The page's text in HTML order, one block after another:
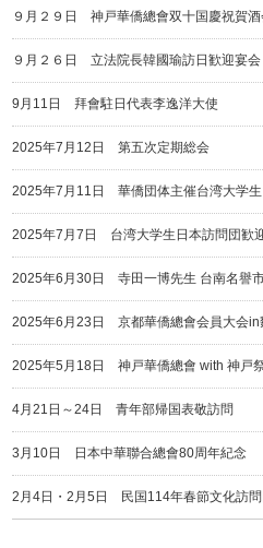
９月２９日 神戸華僑總會双十国慶祝賀
９月２６日 立法院長韓國瑜訪日歓迎宴会
9月11日 拜會駐日代表李逸洋大使
2025年7月12日 第五次定期総会
2025年7月11日 華僑団体主催台湾大学生
2025年7月7日 台湾大学生日本訪問団歓
2025年6月30日 寺田一博先生 台南名譽
2025年6月23日 京都華僑總會会員大会in
2025年5月18日 神戸華僑總會 with 神戸
4月21日～24日 青年部帰国表敬訪問
3月10日 日本中華聯合總會80周年紀念
2月4日・2月5日 民国114年春節文化訪問